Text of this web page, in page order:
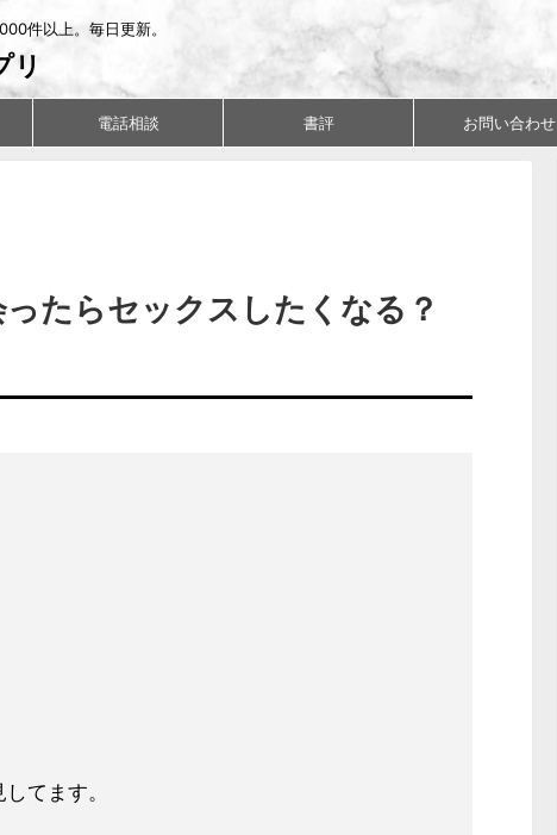
件以上。毎日更新。
リ
電話相談 書評 お問い合わせ
たらセックスしたくなる？
てます。